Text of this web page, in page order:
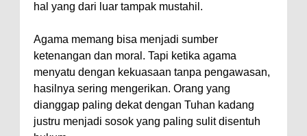
hal yang dari luar tampak mustahil.
Agama memang bisa menjadi sumber
ketenangan dan moral. Tapi ketika agama
menyatu dengan kekuasaan tanpa pengawasan,
hasilnya sering mengerikan. Orang yang
dianggap paling dekat dengan Tuhan kadang
justru menjadi sosok yang paling sulit disentuh